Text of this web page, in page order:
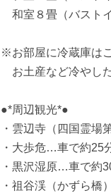
和室８畳（バストイ
※お部屋に冷蔵庫は
お土産など冷やし
●*周辺観光*●
・雲辺寺（四国霊
・大歩危…車で約25
・黒沢湿原…車で約
・祖谷渓（かずら橋